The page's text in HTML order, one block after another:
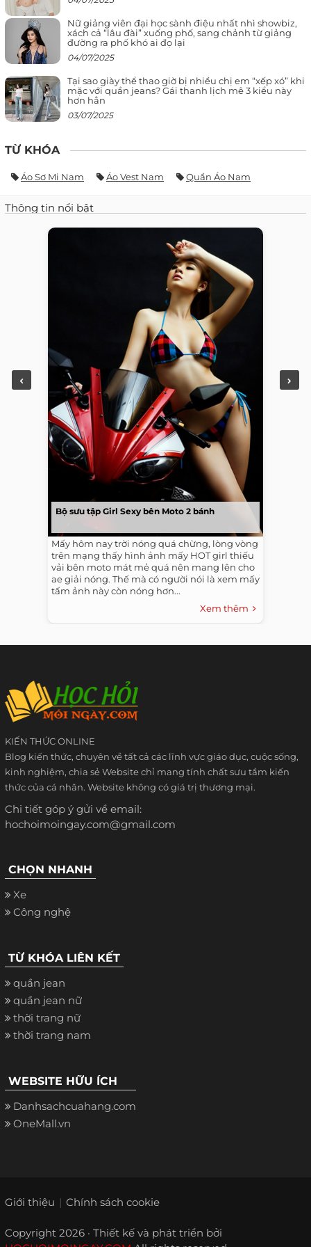
Nữ giảng viên đại học sành điệu nhất nhì showbiz,
xách cả “lâu đài” xuống phố, sang chảnh từ giảng
đường ra phố khó ai đọ lại
04/07/2025
Tại sao giày thể thao giờ bị nhiều chị em “xếp xó” khi
mặc với quần jeans? Gái thanh lịch mê 3 kiểu này
hơn hẳn
03/07/2025
TỪ KHÓA
Áo Sơ Mi Nam Áo Vest Nam Quần Áo Nam
Thông tin nổi bật
Bộ sưu tập Girl Sexy bên Moto 2 bánh
Mấy hôm nay trời nóng quá chừng, lòng vòng
trên mạng thấy hình ảnh mấy HOT girl thiếu
vải bên moto mát mẻ quá nên mang lên cho
ae giải nóng. Thế mà có người nói là xem mấy
tấm ảnh này còn nóng hơn...
Xem thêm
KIẾN THỨC ONLINE
Blog kiến thức, chuyên về tất cả các lĩnh vực giáo dục, cuộc sống,
kinh nghiệm, chia sẻ Website chỉ mang tính chất sưu tầm kiến
thức của cá nhân. Website không có giá trị thương mại.
Chi tiết góp ý gửi về email:
hochoimoingay.com@gmail.com
CHỌN NHANH
Xe
Công nghệ
TỪ KHÓA LIÊN KẾT
quần jean
quần jean nữ
thời trang nữ
thời trang nam
WEBSITE HỮU ÍCH
Danhsachcuahang.com
OneMall.vn
Giới thiệu Chính sách cookie
Copyright 2026 · Thiết kế và phát triển bởi